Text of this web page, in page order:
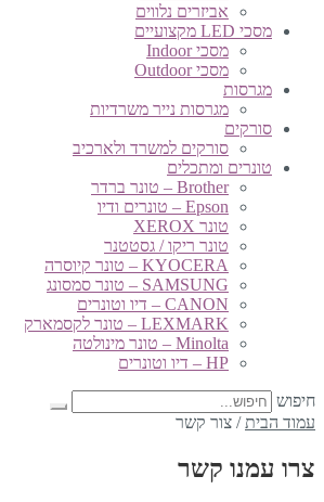
אביזרים נלווים
מסכי LED מקצועיים
מסכי Indoor
מסכי Outdoor
מגרסות
מגרסות נייר משרדיות
סורקים
סורקים למשרד ולארכיב
טונרים ומתכלים
Brother – טונר ברדר
Epson – טונרים ודיו
טונר XEROX
טונר ריקו / גסטטנר
KYOCERA – טונר קיוסרה
SAMSUNG – טונר סמסונג
CANON – דיו וטונרים
LEXMARK – טונר לקסמארק
Minolta – טונר מינולטה
HP – דיו וטונרים
חיפוש
עמוד הבית / צור קשר
צרו עמנו קשר